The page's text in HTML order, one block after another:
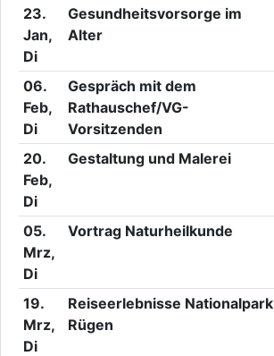
23.
Jan,
Di
Gesundheitsvorsorge im
Alter
06.
Feb,
Di
Gespräch mit dem
Rathauschef/VG-
Vorsitzenden
20.
Feb,
Di
Gestaltung und Malerei
05.
Mrz,
Di
Vortrag Naturheilkunde
19.
Mrz,
Di
Reiseerlebnisse Nationalpark
Rügen